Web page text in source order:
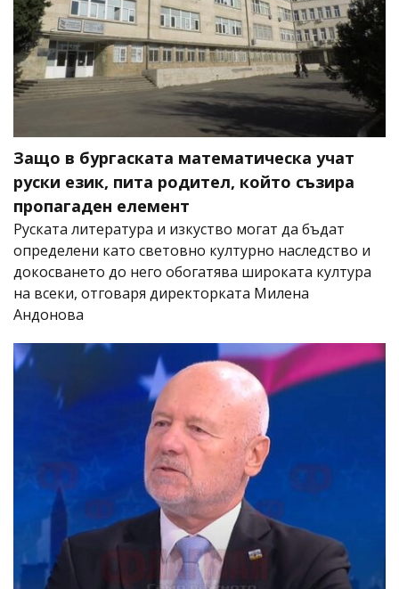
Защо в бургаската математическа учат
руски език, пита родител, който съзира
пропагаден елемент
Руската литература и изкуство могат да бъдат
определени като световно културно наследство и
докосването до него обогатява широката култура
на всеки, отговаря директорката Милена
Андонова